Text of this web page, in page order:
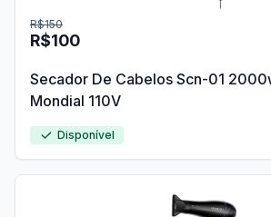
R$100
R$150
Secador De Cabelos Scn-01
Mondial 110V
Disponível